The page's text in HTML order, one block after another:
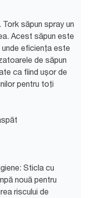
săpun spray un
Acest săpun este
eficiența este
de săpun
ca fiind ușor de
pentru toți
Sticla cu
nouă pentru
riscului de